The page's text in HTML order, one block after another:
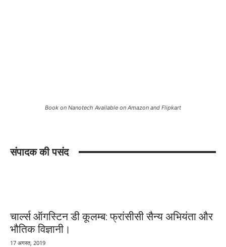
Book on Nanotech Available on Amazon and Flipkart
संपादक की पसंद
चार्ल्स ऑगस्टिन डी कूलम्ब: फ्रांसीसी सैन्य अभियंता और
भौतिक विज्ञानी।
17 अगस्त, 2019